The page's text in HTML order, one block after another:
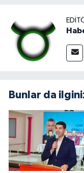
Bunlar da